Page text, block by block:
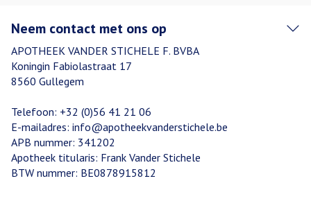
Neem contact met ons op
APOTHEEK VANDER STICHELE F. BVBA
Koningin Fabiolastraat 17
8560 Gullegem
Telefoon: +32 (0)56 41 21 06
E-mailadres: info@apotheekvanderstichele.be
APB nummer: 341202
Apotheek titularis: Frank Vander Stichele
BTW nummer: BE0878915812